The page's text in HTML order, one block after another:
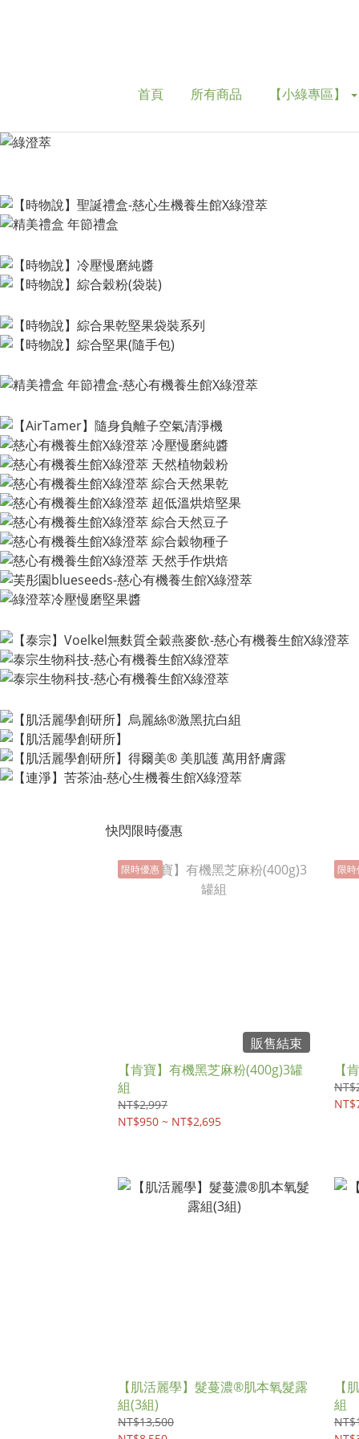
首頁 所有商品 【小綠專區】
快閃限時優惠
限時優惠
販售結束
【肯寶】有機黑芝麻粉(400g)3罐
組
NT$2,997
NT$950 ~ NT$2,695
限時
【
【肌活麗學】髮蔓濃®肌本氧髮露
組(3組)
NT$13,500
【
組